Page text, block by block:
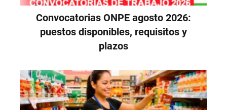
Convocatorias ONPE agosto 2026:
puestos disponibles, requisitos y
plazos